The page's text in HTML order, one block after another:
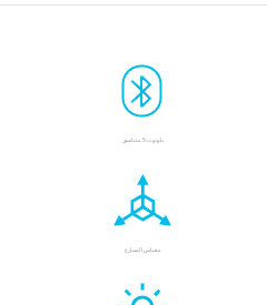
بلوتوث 5 متناسق
مقياس التسارع